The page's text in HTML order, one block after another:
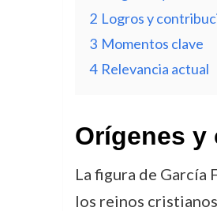
2 Logros y
3 Momentos clave
4 Relevancia actual
Orígenes
La figura de García
los reinos